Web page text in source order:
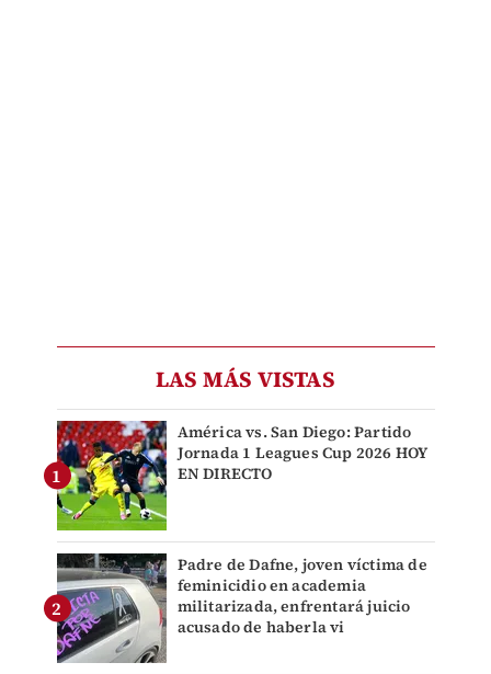
LAS MÁS VISTAS
América vs. San Diego: Partido
Jornada 1 Leagues Cup 2026 HOY
EN DIRECTO
Padre de Dafne, joven víctima de
feminicidio en academia
militarizada, enfrentará juicio
acusado de haberla vi